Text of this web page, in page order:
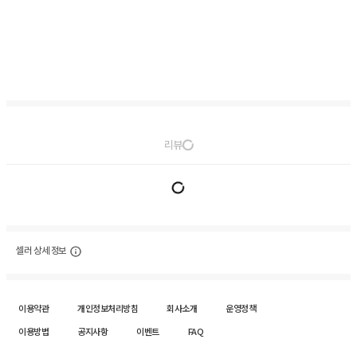
리뷰
셀러 상세 정보
이용약관 개인정보처리방침 회사소개
운영정책
이용방법
공지사항 이벤트 FAQ